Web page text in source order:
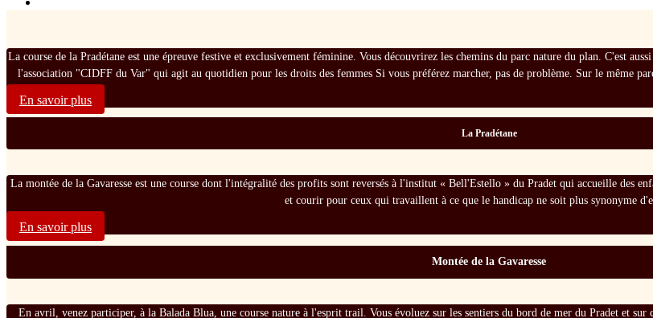
La course de la Pradétane est une épreuve festive et exclusivement féminine. Vous découvrirez les chemins du parc nature du plan. C'est
l'association "CIDFF du Var" qui agit au quotidien pour les droits des femmes Si vous préférez marcher, pas de problème. Sur le même
En savoir plus
La Pradétane
La montée de la Gavaresse est une course dont l'intégralité des profits sont reversés à l'institut « Bell'Estello » du Pradet qui accueille des
et courir pour ceux qui travaillent à ce que le handicap ne soit plus synonyme
En savoir plus
Montée de la Gavaresse
En avril, venez participer, à la Balada Blua, une course nature à l'esprit trail. Vous évoluez sur les sentiers du bord de mer du Pradet et